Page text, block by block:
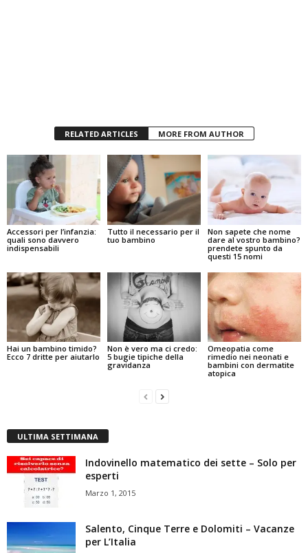
RELATED ARTICLES MORE FROM AUTHOR
Accessori per l’infanzia:
quali sono davvero
indispensabili
Tutto il necessario per il
tuo bambino
Non sapete che nome
dare al vostro bambino?
prendete spunto da
questi 15 nomi
Hai un bambino timido?
Ecco 7 dritte per aiutarlo
Non è vero ma ci credo:
5 bugie tipiche della
gravidanza
Omeopatia come
rimedio nei neonati e
bambini con dermatite
atopica
ULTIMA SETTIMANA
Indovinello matematico dei sette – Solo per
esperti
Marzo 1, 2015
Salento, Cinque Terre e Dolomiti – Vacanze
per L’Italia